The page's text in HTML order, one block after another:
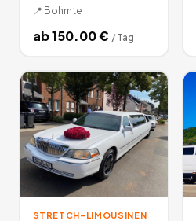
📍 Bohmte
ab150.00€ / Tag
STRETCH-LIMOUSINEN